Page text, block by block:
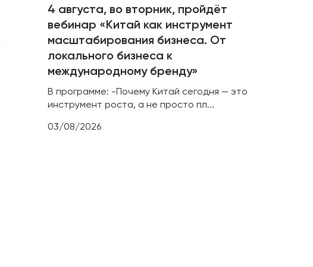
4 августа, во вторник, пройдёт
вебинар «Китай как инструмент
масштабирования бизнеса. От
локального бизнеса к
международному бренду»
В программе: -Почему Китай сегодня — это
инструмент роста, а не просто пл...
03/08/2026